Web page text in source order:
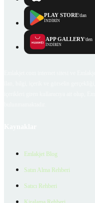
PLAY STORE'dan
İNDİRİN
APP GALLERY'den
İNDİRİN
Emlakjet Blog
Satın Alma Rehberi
Satıcı Rehberi